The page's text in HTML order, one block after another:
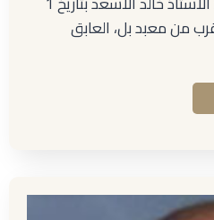
1934م بالقرب من معبد بل، العابق